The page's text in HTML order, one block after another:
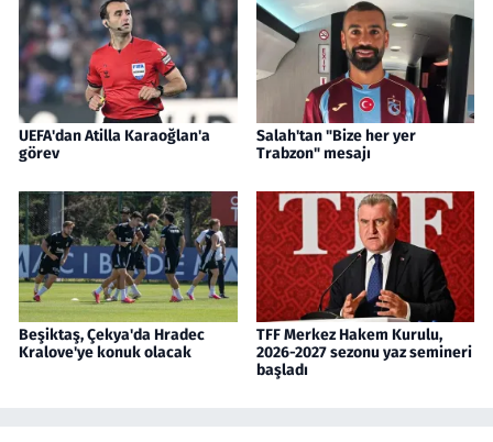
UEFA'dan Atilla Karaoğlan'a
görev
Salah'tan "Bize her yer
Trabzon" mesajı
Beşiktaş, Çekya'da Hradec
Kralove'ye konuk olacak
TFF Merkez Hakem Kurulu,
2026-2027 sezonu yaz semineri
başladı